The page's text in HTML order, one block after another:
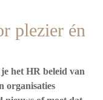
plezier én
het HR beleid van
organisaties